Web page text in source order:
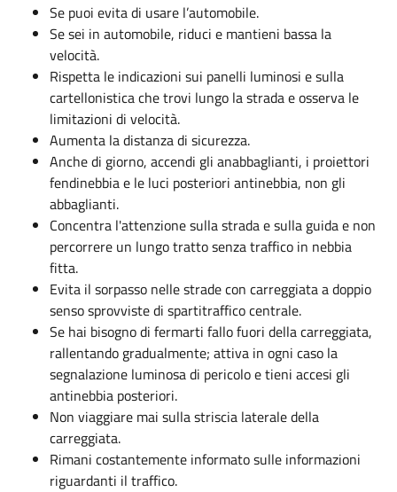
Se puoi evita di usare l’automobile.
Se sei in automobile, riduci e mantieni bassa la
velocità.
Rispetta le indicazioni sui panelli luminosi e sulla
cartellonistica che trovi lungo la strada e osserva le
limitazioni di velocità.
Aumenta la distanza di sicurezza.
Anche di giorno, accendi gli anabbaglianti, i proiettori
fendinebbia e le luci posteriori antinebbia, non gli
abbaglianti.
Concentra l'attenzione sulla strada e sulla guida e non
percorrere un lungo tratto senza traffico in nebbia
fitta.
Evita il sorpasso nelle strade con carreggiata a doppio
senso sprovviste di spartitraffico centrale.
Se hai bisogno di fermarti fallo fuori della carreggiata,
rallentando gradualmente; attiva in ogni caso la
segnalazione luminosa di pericolo e tieni accesi gli
antinebbia posteriori.
Non viaggiare mai sulla striscia laterale della
carreggiata.
Rimani costantemente informato sulle informazioni
riguardanti il traffico.